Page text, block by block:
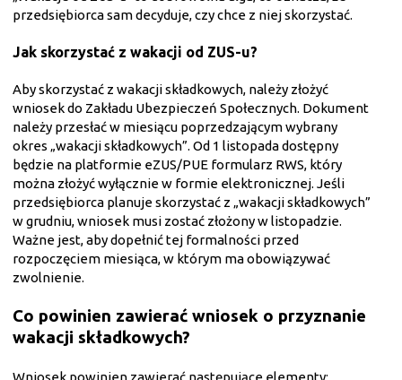
przedsiębiorca sam decyduje, czy chce z niej skorzystać.
Jak skorzystać z wakacji od ZUS-u?
Aby skorzystać z wakacji składkowych, należy złożyć
wniosek do Zakładu Ubezpieczeń Społecznych. Dokument
należy przesłać w miesiącu poprzedzającym wybrany
okres „wakacji składkowych”. Od 1 listopada dostępny
będzie na platformie eZUS/PUE formularz RWS, który
można złożyć wyłącznie w formie elektronicznej. Jeśli
przedsiębiorca planuje skorzystać z „wakacji składkowych”
w grudniu, wniosek musi zostać złożony w listopadzie.
Ważne jest, aby dopełnić tej formalności przed
rozpoczęciem miesiąca, w którym ma obowiązywać
zwolnienie.
Co powinien zawierać wniosek o przyznanie
wakacji składkowych?